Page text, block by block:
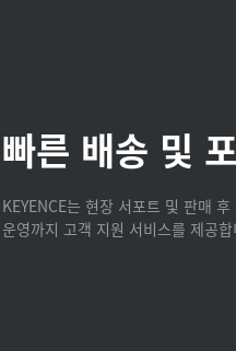
빠른 배송 및
KEYENCE는 현장 서포트 및 판매
운영까지 고객 지원 서비스를 제공